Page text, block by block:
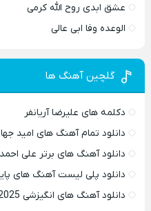
عشق ابدی روح الله کرمی
الوعده وفا ابی عالی
گلچین آهنگ ها
دکلمه های علیرضا آریانفر
دانلود تمام آهنگ های امید
دانلود آهنگ های برتر علی
دانلود پلی لیست آهنگ های پاییزی
دانلود آهنگ های انگیزشی 2025